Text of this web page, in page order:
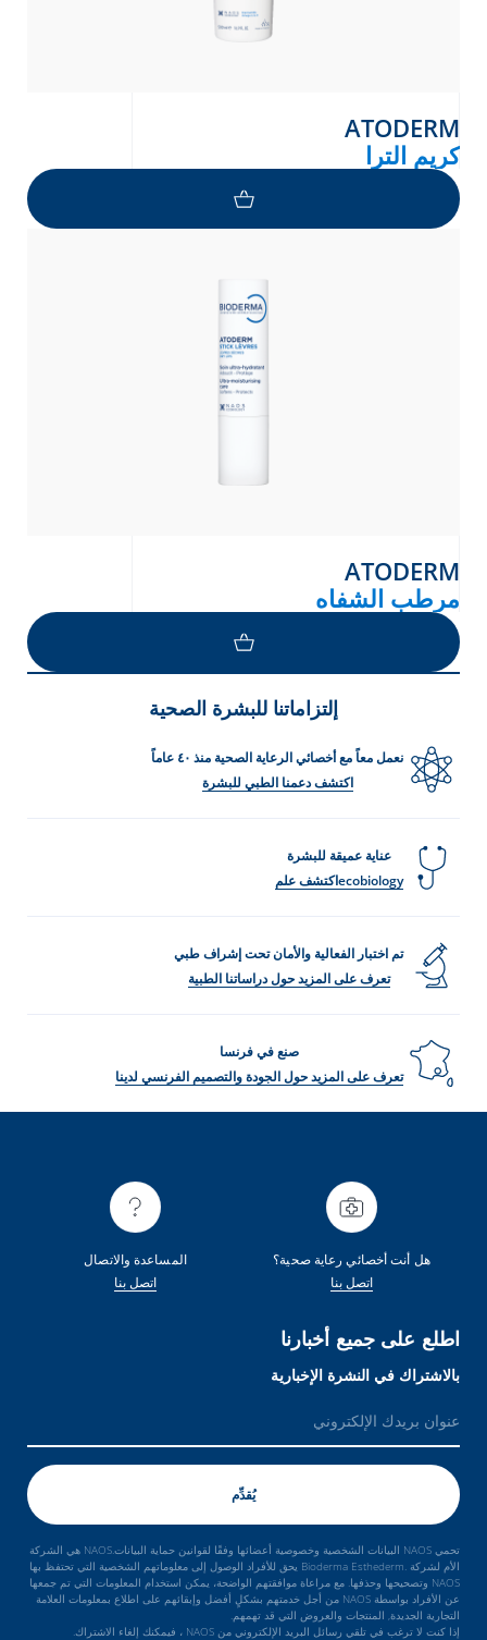
ATODERM
كريم الترا
ATODERM
مرطب الشفاه
إلتزاماتنا للبشرة الصحية
نعمل معاً مع أخصائي الرعاية الصحية منذ ٤٠ عاماً
اكتشف دعمنا الطبي للبشرة
عناية عميقة للبشرة
ecobiologyاكتشف علم
تم اختبار الفعالية والأمان تحت إشراف طبي
تعرف على المزيد حول دراساتنا الطبية
صنع في فرنسا
تعرف على المزيد حول الجودة والتصميم الفرنسي لدينا
هل أنت أخصائي رعاية صحية؟
اتصل بنا
المساعدة والاتصال
اتصل بنا
اطلع على جميع أخبارنا
بالاشتراك في النشرة الإخبارية
تحمي NAOS البيانات الشخصية وخصوصية أعضائها وفقًا لقوانين حماية البيانات.NAOS هي الشركة
الأم لشركة .Bioderma Esthederm يحق للأفراد الوصول إلى معلوماتهم الشخصية التي تحتفظ بها
NAOS وتصحيحها وحذفها. مع مراعاة موافقتهم الواضحة، يمكن استخدام المعلومات التي تم جمعها
عن الأفراد بواسطة NAOS من أجل خدمتهم بشكلٍ أفضل وإبقائهم على اطلاع بمعلومات العلامة
التجارية الجديدة, المنتجات والعروض التي قد تهمهم.
إذا كنت لا ترغب في تلقي رسائل البريد الإلكتروني من NAOS ، فيمكنك إلغاء الاشتراك.